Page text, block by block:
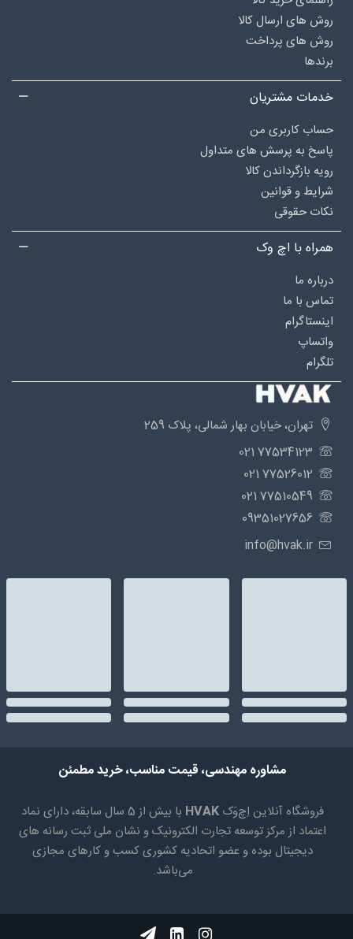
روش های ارسال کالا
روش های پرداخت
برندها
خدمات مشتریان
حساب کاربری من
پاسخ به پرسش های متداول
رویه بازگرداندن کالا
شرایط و قوانین
نکات حقوقی
همراه با اچ وک
درباره‌ ما
تماس با ما
اینستاگرام
واتساپ
تلگرام
تهران، خیابان بهار شمالی، پلاک 259
77534123 021
77526012 021
77510549 021
09351027656
info@hvak.ir
مشاوره مهندسی، قیمت مناسب، خرید مطمئن
فروشگاه آنلاین اِچ‌وَک HVAK
با بیش از 5 سال سابقه، دارای نماد
اعتماد از مرکز توسعه تجارت الکترونیک و نشان ملی ثبت رسانه های
دیجیتال بوده و عضو اتحادیه کشوری کسب و کارهای مجازی
می‌باشد.